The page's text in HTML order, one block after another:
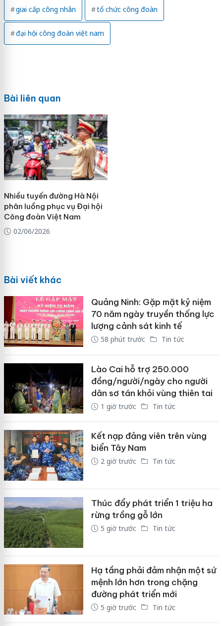
giai cấp công nhân tổ chức công đoàn
đại hội công đoàn việt nam
Bài liên quan
Nhiều tuyến đường Hà Nội
phân luồng phục vụ Đại hội
Công đoàn Việt Nam
02/06/2026
Bài viết khác
Quảng Ninh: Gặp mặt kỷ niệm
70 năm ngày truyền thống lực
lượng cảnh sát kinh tế
58 phút trước Tin tức
Lào Cai hỗ trợ 250.000
đồng/người/ngày cho người
dân sơ tán khỏi vùng thiên tai
1 giờ trước Tin tức
Kết nạp đảng viên trên vùng
biển Tây Nam
2 giờ trước Tin tức
Thúc đẩy phát triển 1 triệu ha
rừng trồng gỗ lớn
5 giờ trước Tin tức
Hạ tầng phải đảm nhận một sứ
mệnh lớn hơn trong chặng
đường phát triển mới
5 giờ trước Tin tức